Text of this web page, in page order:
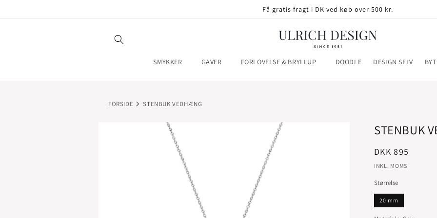
Få gratis fragt i DK ved køb over 500 kr.
SMYKKER GAVER FORLOVELSE & BRYLLUP DOODLE DESIGN SELV
FORSIDE STENBUK VEDHÆNG
PRODUKTOPLYSNINGER
STENBUK
Normalpris
DKK 895
INKL. MOMS
Størrelse
20 mm